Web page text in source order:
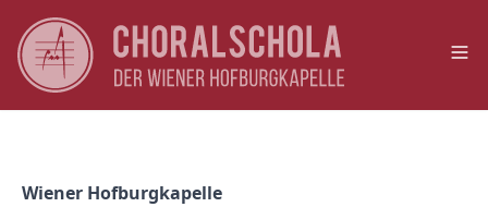
Wiener Hofburgkapelle